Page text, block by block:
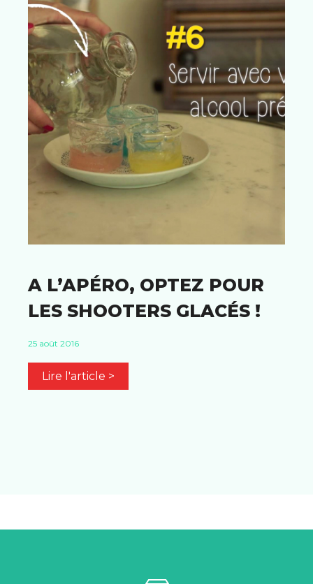
A L’APÉRO, OPTEZ POUR
LES SHOOTERS GLACÉS !
25 août 2016
Lire l'article >